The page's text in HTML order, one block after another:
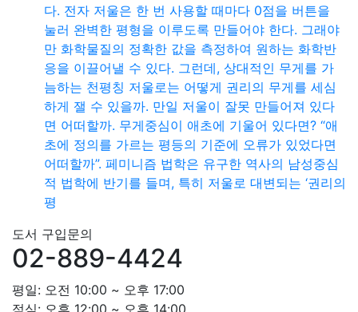
다. 전자 저울은 한 번 사용할 때마다 0점을 버튼을
눌러 완벽한 평형을 이루도록 만들어야 한다. 그래야
만 화학물질의 정확한 값을 측정하여 원하는 화학반
응을 이끌어낼 수 있다. 그런데, 상대적인 무게를 가
늠하는 천평칭 저울로는 어떻게 권리의 무게를 세심
하게 잴 수 있을까. 만일 저울이 잘못 만들어져 있다
면 어떠할까. 무게중심이 애초에 기울어 있다면? “애
초에 정의를 가르는 평등의 기준에 오류가 있었다면
어떠할까”. 페미니즘 법학은 유구한 역사의 남성중심
적 법학에 반기를 들며, 특히 저울로 대변되는 ‘권리의
평
도서 구입문의
02-889-4424
평일: 오전 10:00 ~ 오후 17:00
점심: 오후 12:00 ~ 오후 14:00